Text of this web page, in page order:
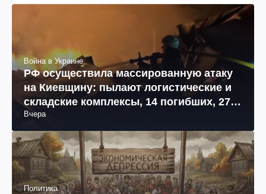
Война в Украине
РФ осуществила массированную атаку
на Киевщину: пылают логистические и
складские комплексы, 14 погибших, 27
раненых (фото, видео)
Вчера
Политика